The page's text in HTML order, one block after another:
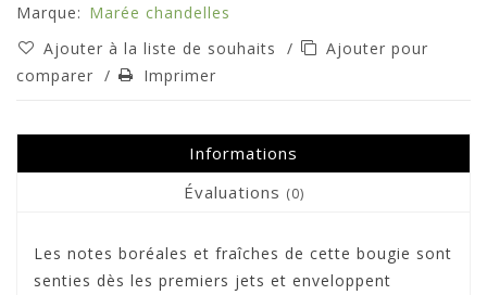
Marque: Marée chandelles
Ajouter à la liste de souhaits
/
Ajouter pour
comparer / Imprimer
Informations
Évaluations (0)
Les notes boréales et fraîches de cette bougie sont
senties dès les premiers jets et enveloppent